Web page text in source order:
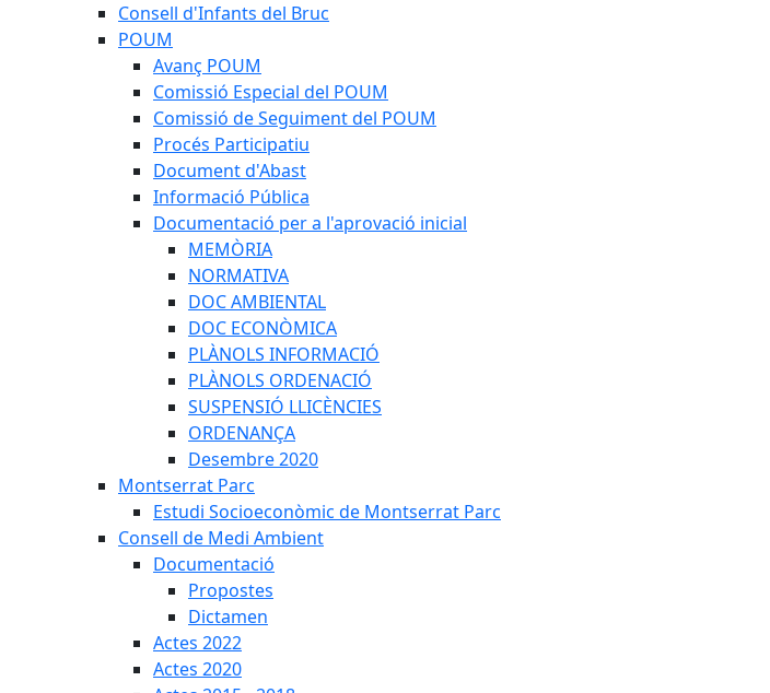
Consell d'Infants del Bruc
POUM
Avanç POUM
Comissió Especial del POUM
Comissió de Seguiment del POUM
Procés Participatiu
Document d'Abast
Informació Pública
Documentació per a l'aprovació inicial
MEMÒRIA
NORMATIVA
DOC AMBIENTAL
DOC ECONÒMICA
PLÀNOLS INFORMACIÓ
PLÀNOLS ORDENACIÓ
SUSPENSIÓ LLICÈNCIES
ORDENANÇA
Desembre 2020
Montserrat Parc
Estudi Socioeconòmic de Montserrat Parc
Consell de Medi Ambient
Documentació
Propostes
Dictamen
Actes 2022
Actes 2020